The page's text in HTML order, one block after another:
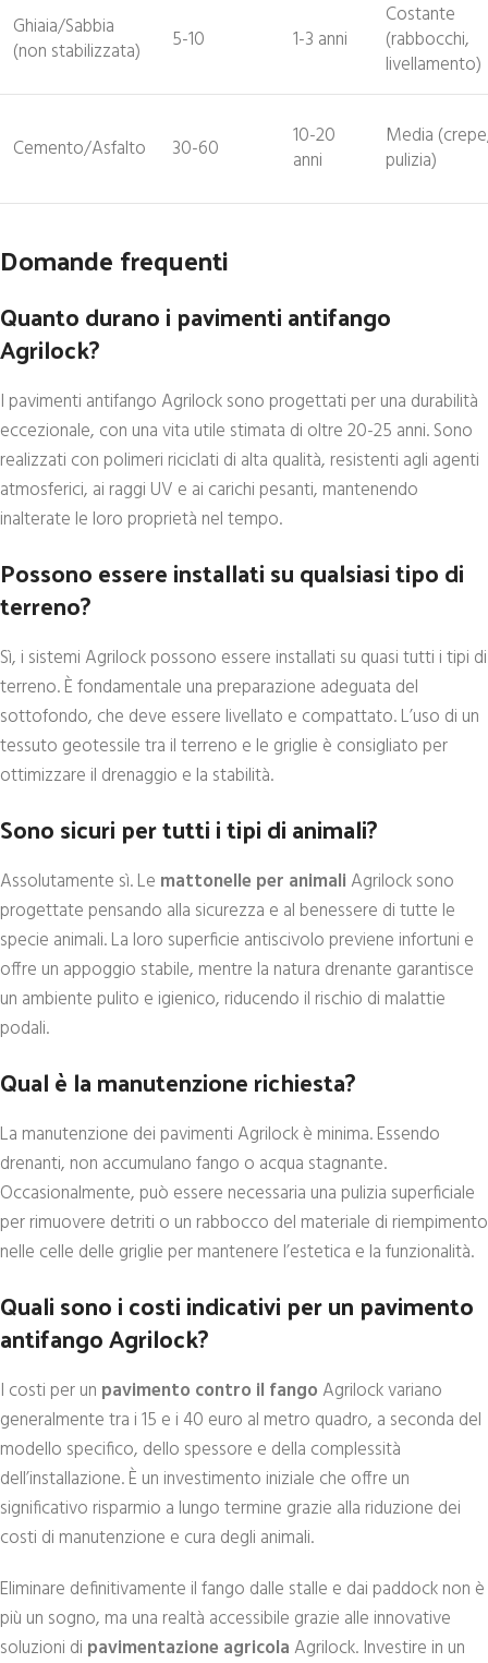
Ghiaia/Sabbia
(non stabilizzata)
5-10 1-3 anni
Costante
(rabbocchi,
livellamento)
Cemento/Asfalto 30-60
10-20
anni
Media
pulizia)
Domande frequenti
Quanto durano i pavimenti antifango
Agrilock?
I pavimenti antifango Agrilock sono progettati per una durabilità
eccezionale, con una vita utile stimata di oltre 20-25 anni. Sono
realizzati con polimeri riciclati di alta qualità, resistenti agli agenti
atmosferici, ai raggi UV e ai carichi pesanti, mantenendo
inalterate le loro proprietà nel tempo.
Possono essere installati su qualsiasi tipo di
terreno?
Sì, i sistemi Agrilock possono essere installati su quasi tutti i tipi di
terreno. È fondamentale una preparazione adeguata del
sottofondo, che deve essere livellato e compattato. L’uso di un
tessuto geotessile tra il terreno e le griglie è consigliato per
ottimizzare il drenaggio e la stabilità.
Sono sicuri per tutti i tipi di animali?
Assolutamente sì. Le mattonelle per animaliAgrilock sono
progettate pensando alla sicurezza e al benessere di tutte le
specie animali. La loro superficie antiscivolo previene infortuni e
offre un appoggio stabile, mentre la natura drenante garantisce
un ambiente pulito e igienico, riducendo il rischio di malattie
podali.
Qual è la manutenzione richiesta?
La manutenzione dei pavimenti Agrilock è minima. Essendo
drenanti, non accumulano fango o acqua stagnante.
Occasionalmente, può essere necessaria una pulizia superficiale
per rimuovere detriti o un rabbocco del materiale di riempimento
nelle celle delle griglie per mantenere l’estetica e la funzionalità.
Quali sono i costi indicativi per un pavimento
antifango Agrilock?
I costi per un pavimento contro il fangoAgrilock variano
generalmente tra i 15 e i 40 euro al metro quadro, a seconda del
modello specifico, dello spessore e della complessità
dell’installazione. È un investimento iniziale che offre un
significativo risparmio a lungo termine grazie alla riduzione dei
costi di manutenzione e cura degli animali.
Eliminare definitivamente il fango dalle stalle e dai paddock non è
più un sogno, ma una realtà accessibile grazie alle innovative
soluzioni di pavimentazione agricolaAgrilock. Investire in un